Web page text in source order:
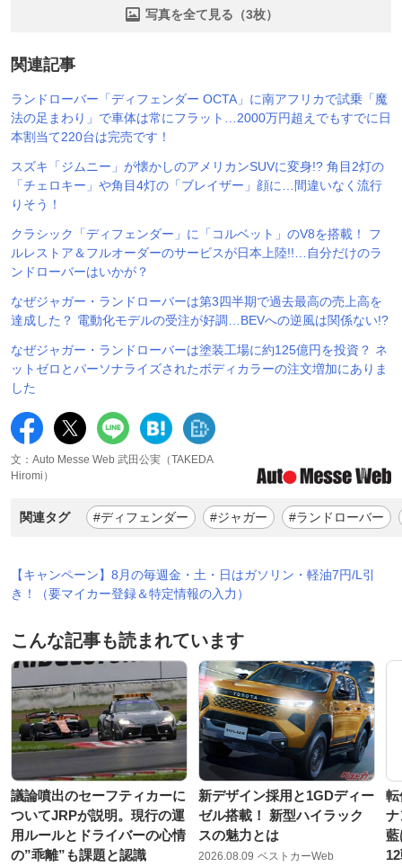
写真を全て見る（3枚）
関連記事
ランドローバー「ディフェンダー OCTA」に南アフリカで試乗「魔
法の足まわり」で車体は常にフラット…2000万円超えでもすでに日
本割当て220台は完売です！
スズキ「ジムニー」が懐かしのアメリカンSUVに変身!? 角目2灯の
「チェロキー」や角目4灯の「ブレイザー」顔に…間違いなく流行
りそう！
クラシック「ディフェンダー」に「コルベット」のV8を搭載！ フ
ルレストア＆フルオーダーのサービスが日本上陸!!…自分だけのラ
ンドローバーはいかが？
なぜジャガー・ランドローバーは第3四半期で過去最高の売上高を
達成した？ 電動化モデルの受注が好調…BEVへの逆風は関係ない!?
なぜジャガー・ランドローバーは塗装工場に約125億円を投資？ ネ
ットゼロとパーソナライズされたボディカラーの注文増加にありま
した
文：Auto Messe Web 武田公実（TAKEDA
Hiromi）
関連タグ #ディフェンダー #ジャガー #ランドローバー
【キャンペーン】8月の毎週金・土・日はガソリン・軽油7円/L引
き！（要マイカー登録＆特定情報の入力）
こんな記事も読まれています
議論噴出のセーフティカーに
ついてJRPが説明。現行の運
用ルールとドライバーの心情
の”乖離”も課題と認識
新デザイン採用と1GDディー
ゼル搭載！ 新型ハイラック
スの魅力とは
2026.08.09 ベストカーWeb
転
ナ
藍